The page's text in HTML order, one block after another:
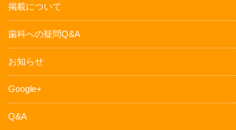
掲載について
歯科への疑問Q&A
お知らせ
Google+
Q&A